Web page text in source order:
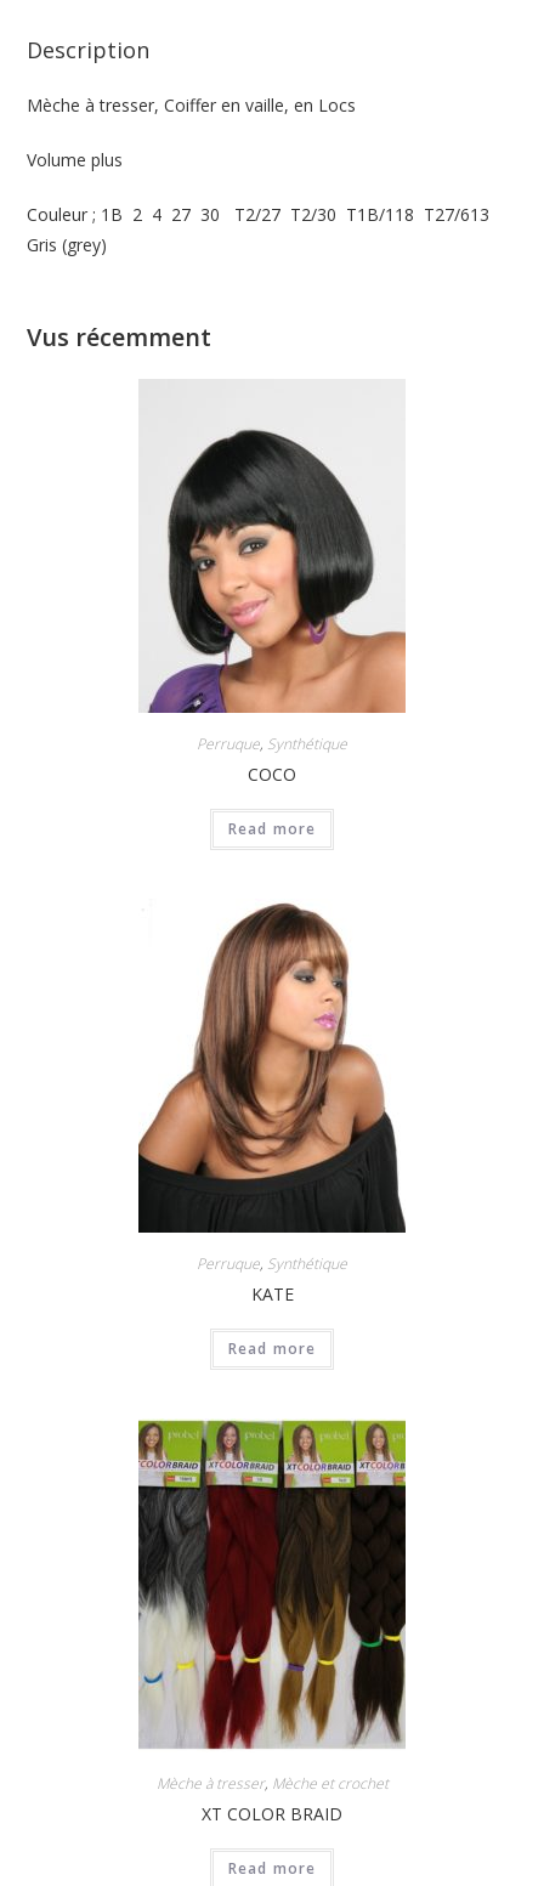
Description
Mèche à tresser, Coiffer en vaille, en Locs
Volume plus
Couleur ; 1B 2 4 27 30 T2/27 T2/30 T1B/118 T27/613
Gris (grey)
Vus récemment
Perruque, Synthétique
COCO
Read more
Perruque, Synthétique
KATE
Read more
Mèche à tresser, Mèche et crochet
XT COLOR BRAID
Read more